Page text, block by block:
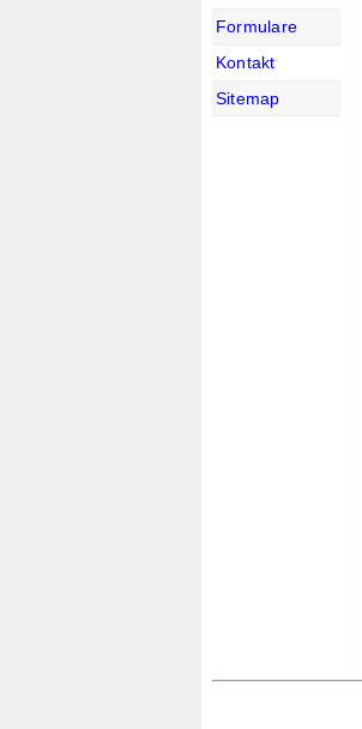
Formulare
Kontakt
Sitemap